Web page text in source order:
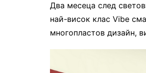
Два месеца след
най-висок клас Vibe
многопластов дизайн,